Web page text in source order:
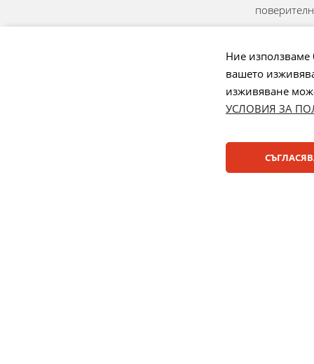
спорове
Ние използваме
вашето
изживяване
УСЛОВИЯ ЗА